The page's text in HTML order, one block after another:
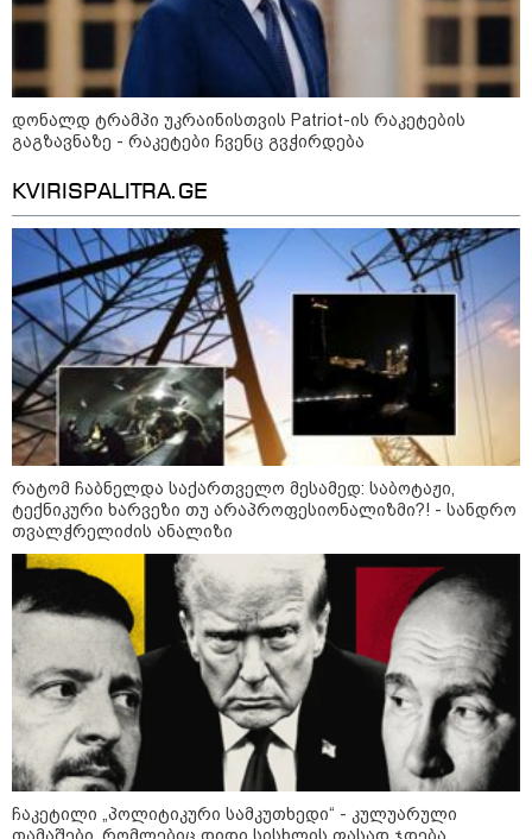
კატეგორიები
7
აგვისტო
დღის ზოგადი
ასტროლოგიური
პროგნოზი
ეს დღე გამოირჩევა სტაბილური და მშვიდი ენერგიით. კარგი
პერიოდია დაწყებული საქმეების ბოლომდე მოსაყვანად,
ფინანსური საკითხების გადასამოწმებლად და სამუშაო
სივრცის მოწესრიგებისთვის. თანმიმდევრული მოქმედება და
პრაქტიკული მიდგომა სასურველ შედეგს უდანაკარგოდ
მოგიტანთ.
დონალდ ტრამპი უკრაინისთვის Patriot-ის რაკეტების
გაგზავნაზე - რაკეტები ჩვენც გვჭირდება
KVIRISPALITRA.GE
რატომ ჩაბნელდა საქართველო მესამედ: საბოტაჟი,
ტექნიკური ხარვეზი თუ არაპროფესიონალიზმი?! - სანდრო
თვალჭრელიძის ანალიზი
ჩაკეტილი „პოლიტიკური სამკუთხედი“ - კულუარული